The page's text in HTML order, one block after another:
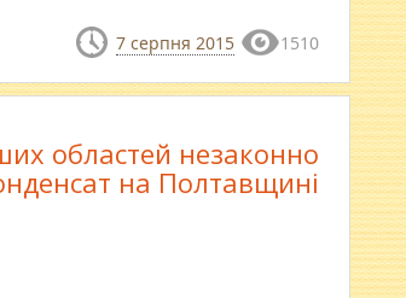
7 серпня 2015 1510
областей незаконно
на Полтавщині